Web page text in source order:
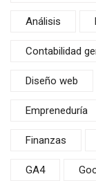
Análisis
Contabilidad
Diseño web
Empreneduría
Finanzas
GA4